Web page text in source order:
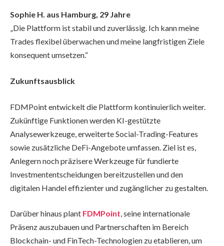
Sophie H. aus Hamburg, 29 Jahre
„Die Plattform ist stabil und zuverlässig. Ich kann meine
Trades flexibel überwachen und meine langfristigen Ziele
konsequent umsetzen.“
Zukunftsausblick
FDMPoint entwickelt die Plattform kontinuierlich weiter.
Zukünftige Funktionen werden KI-gestützte
Analysewerkzeuge, erweiterte Social-Trading-Features
sowie zusätzliche DeFi-Angebote umfassen. Ziel ist es,
Anlegern noch präzisere Werkzeuge für fundierte
Investmententscheidungen bereitzustellen und den
digitalen Handel effizienter und zugänglicher zu gestalten.
Darüber hinaus plant FDMPoint, seine internationale
Präsenz auszubauen und Partnerschaften im Bereich
Blockchain- und FinTech-Technologien zu etablieren, um